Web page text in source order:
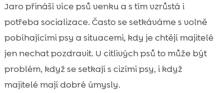
Jaro přináší více psů venku a s tím vzrůstá i
potřeba socializace. Často se setkáváme s volně
pobíhajícími psy a situacemi, kdy je chtějí majitelé
jen nechat pozdravit. U citlivých psů to může být
problém, když se setkají s cizími psy, i když
majitelé mají dobré úmysly.